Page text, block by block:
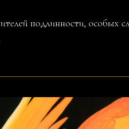
подлинности, особых